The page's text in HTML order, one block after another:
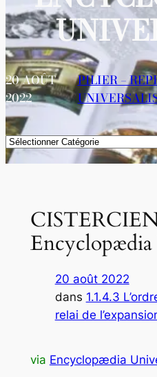
20 AOÛT
2022
PILIER –
Catégories
Encyclopædia
20 août 2022
dans 1.1.4.3
relai de
via Encyclopædia